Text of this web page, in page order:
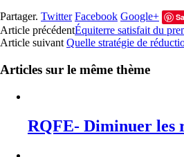
Partager. Twitter Facebook Google+
Article précédentÉquiterre satisfait du
Article suivant Quelle stratégie de
Articles sur le même thème
RQFE- Diminuer les